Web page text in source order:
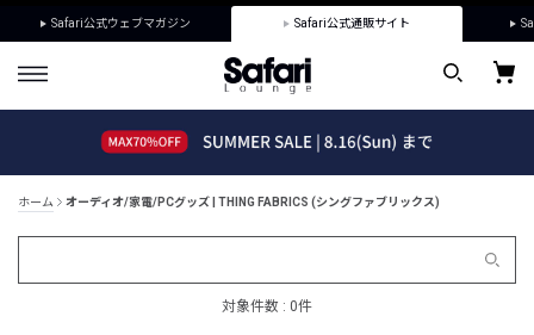
Safari公式ウェブマガジン Safari公式通販サイト
ホーム オーディオ/家電/PCグッズ | THING FABRICS (シングファブリックス)
対象件数 : 0件